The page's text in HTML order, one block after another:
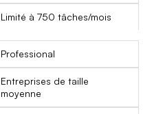
Limité à 750 tâches/mois
Professional
Entreprises de taille
moyenne